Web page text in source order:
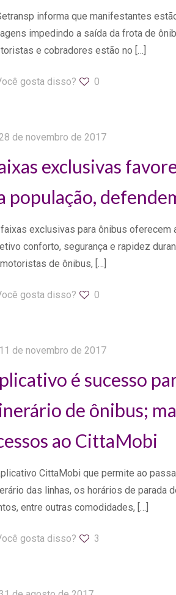
informa que manifestantes
impedindo a saída da frota de
e cobradores estão no […]
gosta disso? 0
de novembro de 2017
exclusivas
população,
exclusivas para ônibus oferecem
conforto, segurança e rapidez
de ônibus, […]
gosta disso? 0
11 de novembro de 2017
é sucesso
de ônibus;
ao CittaMobi
CittaMobi que permite ao
das linhas, os horários de parada
entre outras comodidades, […]
gosta disso? 3